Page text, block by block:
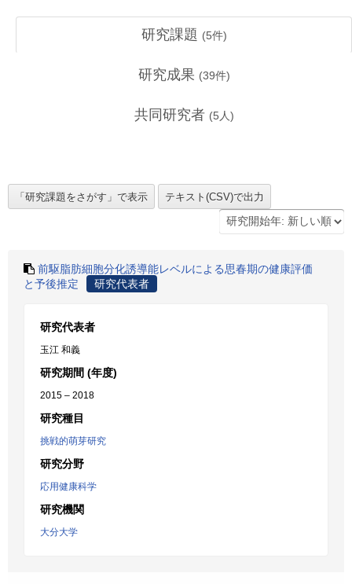
研究課題 (5件)
研究成果 (39件)
共同研究者 (5 人)
前駆脂肪細胞分化誘導能レベルによる思春期の健康評価
と予後推定
研究代表者
研究代表者
玉江 和義
研究期間 (年度)
2015 – 2018
研究種目
挑戦的萌芽研究
研究分野
応用健康科学
研究機関
大分大学